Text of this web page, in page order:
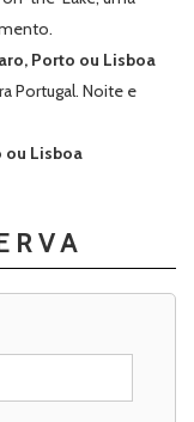
Porto ou Lisboa
Portugal. Noite e
ou Lisboa